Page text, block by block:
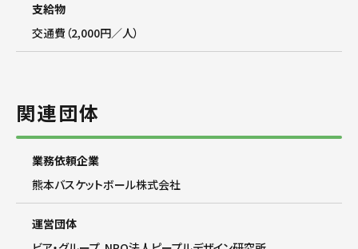
支給物
交通費（2,000円／人）
関連団体
業務依頼企業
熊本バスケットボール株式会社
運営団体